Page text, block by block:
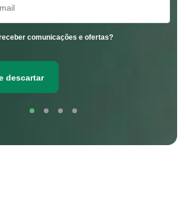
comunicações e ofertas?
descartar